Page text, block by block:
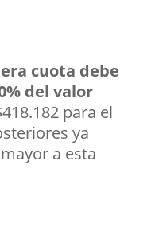
cuota debe
del valor
para el
ya
a esta